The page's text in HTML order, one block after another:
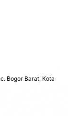
Bogor Barat, Kota